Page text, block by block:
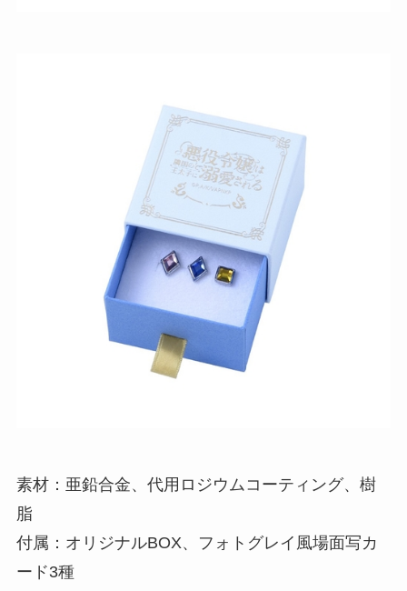
素材：亜鉛合金、代用ロジウムコーティング、樹
脂
付属：オリジナルBOX、フォトグレイ風場面写カ
ード3種